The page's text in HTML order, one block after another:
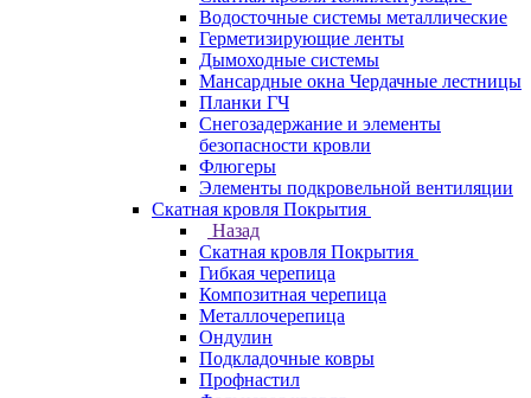
Водосточные системы металлические
Герметизирующие ленты
Дымоходные системы
Мансардные окна Чердачные лестницы
Планки ГЧ
Снегозадержание и элементы
безопасности кровли
Флюгеры
Элементы подкровельной вентиляции
Скатная кровля Покрытия
Назад
Скатная кровля Покрытия
Гибкая черепица
Композитная черепица
Металлочерепица
Ондулин
Подкладочные ковры
Профнастил